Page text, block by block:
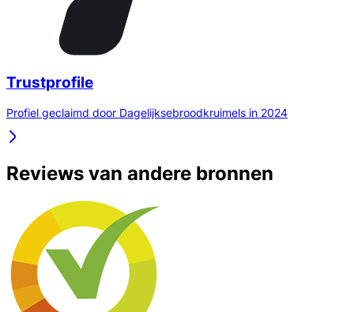
Trustprofile
Profiel geclaimd door Dagelijksebroodkruimels in 2024
Reviews van andere bronnen